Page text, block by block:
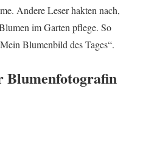
Andere Leser hakten nach,
im Garten pflege. So
Blumenbild des Tages“.
Blumenfotografin